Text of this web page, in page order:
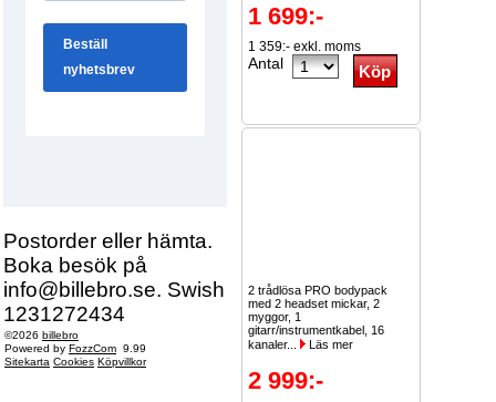
Postorder eller hämta.
Boka besök på
info@billebro.se. Swish
1231272434
©2026 billebro
Powered by FozzCom 9.99
Sitekarta Cookies Köpvillkor
1 699:-
1 359:- exkl. moms
Antal
2 trådlösa PRO bodypack
med 2 headset mickar, 2
myggor, 1
gitarr/instrumentkabel, 16
kanaler...
Läs mer
2 999:-